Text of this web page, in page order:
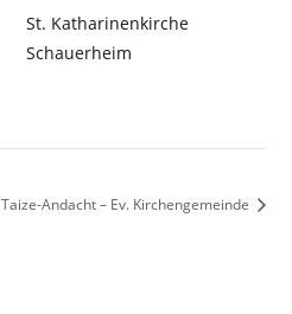
St. Katharinenkirche
Schauerheim
Taize-Andacht – Ev. Kirchengemeinde